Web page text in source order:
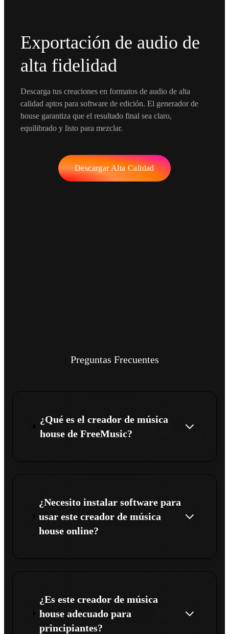
Exportación de audio de
alta fidelidad
Descarga tus creaciones en formatos de audio de alta
calidad aptos para software de edición. El generador de
house garantiza que el resultado final sea claro,
equilibrado y listo para mezclar.
Descargar Alta Calidad
Preguntas Frecuentes
¿Qué es el creador de música
house de FreeMusic?
¿Necesito instalar software para
usar este creador de música
house online?
¿Es este creador de música
house adecuado para
principiantes?